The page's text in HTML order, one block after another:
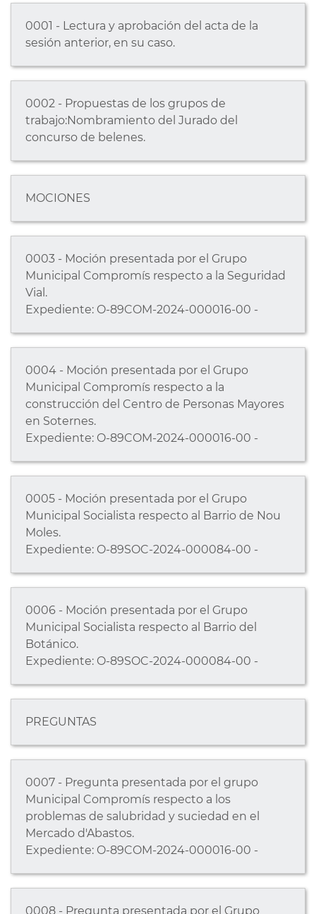
0001 - Lectura y aprobación del acta de la
sesión anterior, en su caso.
0002 - Propuestas de los grupos de
trabajo:Nombramiento del Jurado del
concurso de belenes.
MOCIONES
0003 - Moción presentada por el Grupo
Municipal Compromís respecto a la Seguridad
Vial.
Expediente: O-89COM-2024-000016-00 -
0004 - Moción presentada por el Grupo
Municipal Compromís respecto a la
construcción del Centro de Personas Mayores
en Soternes.
Expediente: O-89COM-2024-000016-00 -
0005 - Moción presentada por el Grupo
Municipal Socialista respecto al Barrio de Nou
Moles.
Expediente: O-89SOC-2024-000084-00 -
0006 - Moción presentada por el Grupo
Municipal Socialista respecto al Barrio del
Botánico.
Expediente: O-89SOC-2024-000084-00 -
PREGUNTAS
0007 - Pregunta presentada por el grupo
Municipal Compromís respecto a los
problemas de salubridad y suciedad en el
Mercado d'Abastos.
Expediente: O-89COM-2024-000016-00 -
0008 - Pregunta presentada por el Grupo